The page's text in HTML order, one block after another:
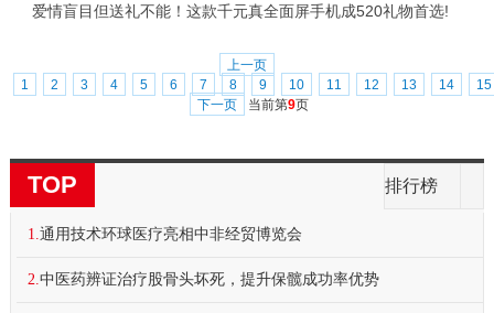
爱情盲目但送礼不能！这款千元真全面屏手机成520礼物首选!
上一页
1
2 3 4 5 6 7 8 9 10 11 12 13 14
15
下一页
当前第9页
TOP 排行榜
1. 通用技术环球医疗亮相中非经贸博览会
2. 中医药辨证治疗股骨头坏死，提升保髋成功率优势